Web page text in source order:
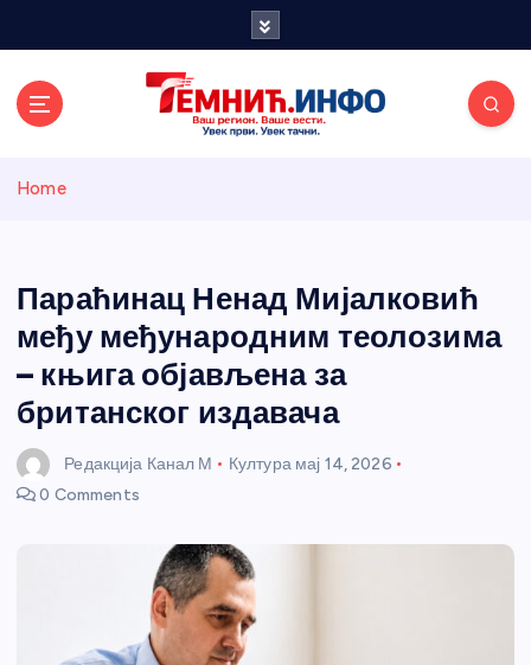
и портал
Home
Параћинац Ненад Мијалковић
међу међународним теолозима
– књига објављена за
британског издавача
Редакција Канал М Култура мај 14, 2026
0 Comments